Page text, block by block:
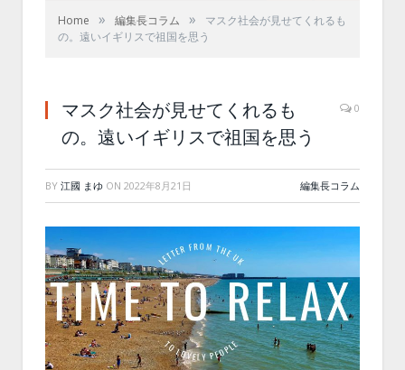
Home » 編集長コラム »
マスク社会が見せてくれるも
の。遠いイギリスで祖国を思う
マスク社会が見せてくれるも
の。遠いイギリスで祖国を思う
0
BY 江國 まゆ ON 2022年8月21日 編集長コラム